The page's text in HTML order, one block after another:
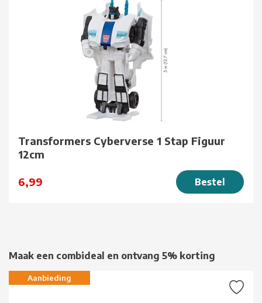
Transformers Cyberverse 1 Stap Figuur
12cm
6,99 Bestel
Maak een combideal en ontvang 5% korting
Aanbieding